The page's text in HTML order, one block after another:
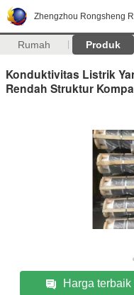
Zhengzhou Rongsheng
Rumah Produk
Konduktivitas Listrik
Rendah Struktur
Harga terbaik